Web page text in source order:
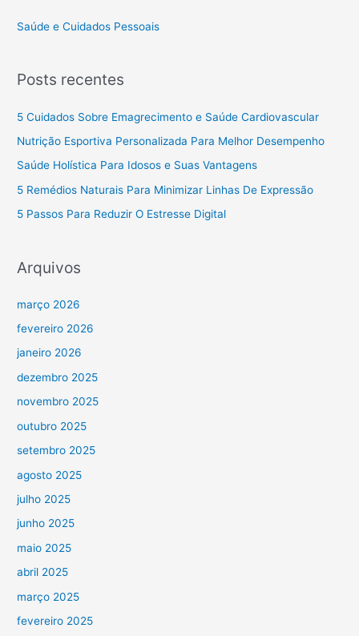
Saúde e Cuidados Pessoais
Posts recentes
5 Cuidados Sobre Emagrecimento e Saúde Cardiovascular
Nutrição Esportiva Personalizada Para Melhor Desempenho
Saúde Holística Para Idosos e Suas Vantagens
5 Remédios Naturais Para Minimizar Linhas De Expressão
5 Passos Para Reduzir O Estresse Digital
Arquivos
março 2026
fevereiro 2026
janeiro 2026
dezembro 2025
novembro 2025
outubro 2025
setembro 2025
agosto 2025
julho 2025
junho 2025
maio 2025
abril 2025
março 2025
fevereiro 2025